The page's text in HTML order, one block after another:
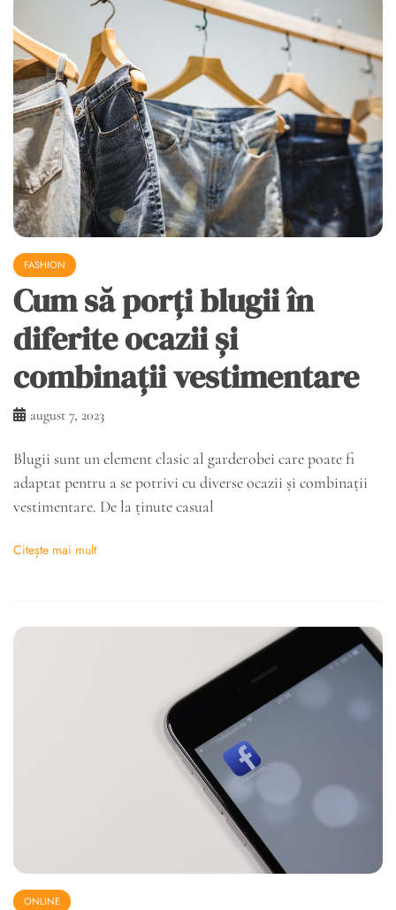
FASHION
Cum să porți blugii în
diferite ocazii și
combinații vestimentare
august 7, 2023
Blugii sunt un element clasic al garderobei care poate fi
adaptat pentru a se potrivi cu diverse ocazii și combinații
vestimentare. De la ținute casual
Citește mai mult
ONLINE